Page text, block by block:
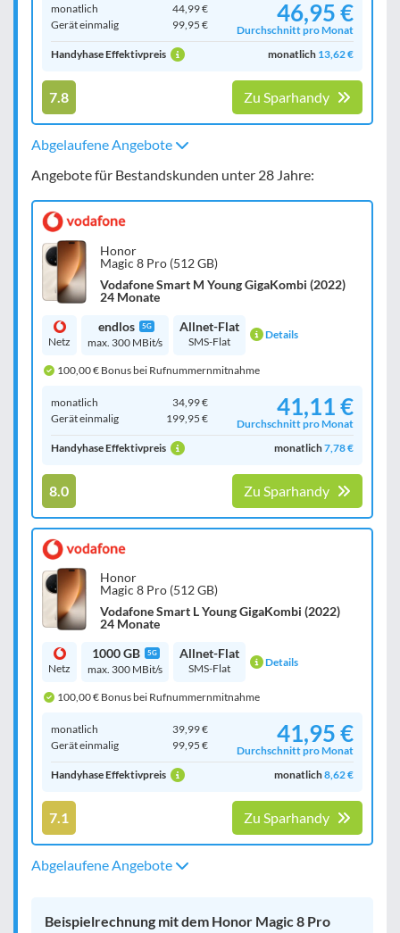
monatlich
44,99 €
Gerät einmalig
99,95 € 46,95 €
Durchschnitt pro Monat
Handyhase Effektivpreis
monatlich 13,62 €
7.8 Zu Sparhandy
Abgelaufene Angebote
Angebote für Bestandskunden unter 28 Jahre:
Honor
Magic 8 Pro (512 GB)
Vodafone Smart M Young GigaKombi (2022)
24 Monate
Netz
endlos 5G
max. 300 MBit/s
Allnet-Flat
SMS-Flat Details
100,00 € Bonus bei Rufnummernmitnahme
monatlich
34,99 €
Gerät einmalig
199,95 € 41,11 €
Durchschnitt pro Monat
Handyhase Effektivpreis
monatlich7,78 €
8.0 Zu Sparhandy
Honor
Magic 8 Pro (512 GB)
Vodafone Smart L Young GigaKombi (2022)
24 Monate
Netz
1000 GB 5G
max. 300 MBit/s
Allnet-Flat
SMS-Flat Details
100,00 € Bonus bei Rufnummernmitnahme
monatlich
39,99 €
Gerät einmalig
99,95 € 41,95 €
Durchschnitt pro Monat
Handyhase Effektivpreis
monatlich8,62 €
7.1 Zu Sparhandy
Abgelaufene Angebote
Beispielrechnung mit dem Honor Magic 8 Pro